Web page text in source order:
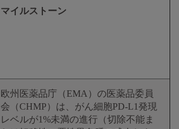
マイルストーン
欧州医薬品庁（EMA）の医薬品委員
会（CHMP）は、がん細胞PD-L1発現
レベルが1%未満の進行（切除不能ま